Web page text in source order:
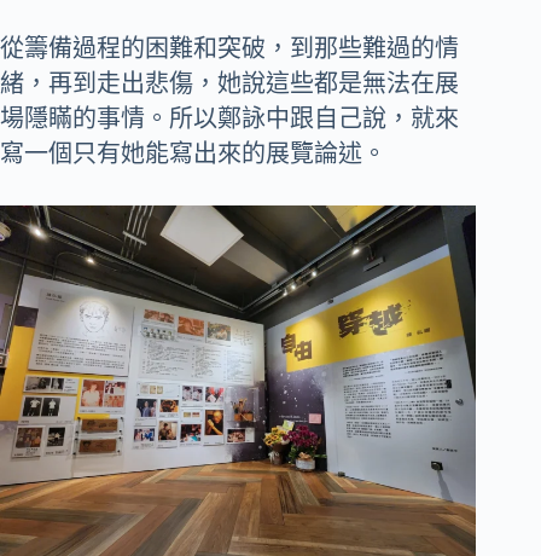
從籌備過程的困難和突破，到那些難過的情
緒，再到走出悲傷，她說這些都是無法在展
場隱瞞的事情。所以鄭詠中跟自己說，就來
寫一個只有她能寫出來的展覽論述。